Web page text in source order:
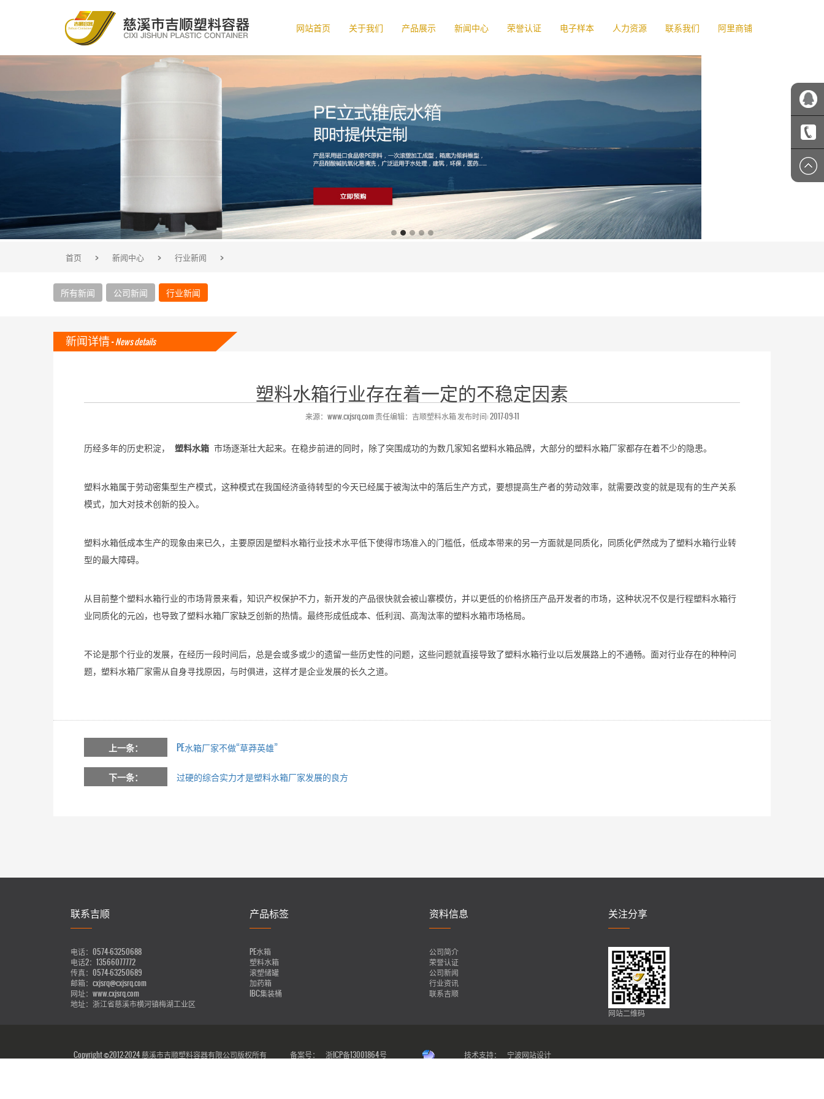
网站首页 关于我们 产品展示 新闻中心 荣誉认证 电子样本 人力资源 联系我们 阿里商铺
首页 > 新闻中心 > 行业新闻 >
所有新闻 公司新闻 行业新闻
新闻详情 -News details
塑料水箱行业存在着一定的不稳定因素
来源：www.cxjsrq.com 责任编辑：吉顺塑料水箱 发布时间: 2017-09-11
历经多年的历史积淀， 塑料水箱 市场逐渐壮大起来。在稳步前进的同时，除了突围成功的为数几家知名塑料水箱品牌，大部分的塑料水箱厂家都存在着不少的隐患。
塑料水箱属于劳动密集型生产模式，这种模式在我国经济亟待转型的今天已经属于被淘汰中的落后生产方式，要想提高生产者的劳动效率，就需要改变的就是现有的生产关系
模式，加大对技术创新的投入。
塑料水箱低成本生产的现象由来已久，主要原因是塑料水箱行业技术水平低下使得市场准入的门槛低，低成本带来的另一方面就是同质化，同质化俨然成为了塑料水箱行业转
型的最大障碍。
从目前整个塑料水箱行业的市场背景来看，知识产权保护不力，新开发的产品很快就会被山寨模仿，并以更低的价格挤压产品开发者的市场，这种状况不仅是行程塑料水箱行
业同质化的元凶，也导致了塑料水箱厂家缺乏创新的热情。最终形成低成本、低利润、高淘汰率的塑料水箱市场格局。
不论是那个行业的发展，在经历一段时间后，总是会或多或少的遗留一些历史性的问题，这些问题就直接导致了塑料水箱行业以后发展路上的不通畅。面对行业存在的种种问
题，塑料水箱厂家需从自身寻找原因，与时俱进，这样才是企业发展的长久之道。
上一条： PE水箱厂家不做“草莽英雄”
下一条： 过硬的综合实力才是塑料水箱厂家发展的良方
联系吉顺
电话： 0574-63250688
电话2： 13566077772
传真： 0574-63250689
邮箱： cxjsrq@cxjsrq.com
网址： www.cxjsrq.com
地址： 浙江省慈溪市横河镇梅湖工业区
产品标签
PE水箱
塑料水箱
滚塑储罐
加药箱
IBC集装桶
资料信息
公司简介
荣誉认证
公司新闻
行业资讯
联系吉顺
关注分享
网站二维码
Copyright ©2012-2024 慈溪市吉顺塑料容器有限公司版权所有 备案号： 浙ICP备13001864号 技术支持： 宁波网站设计
吉顺客